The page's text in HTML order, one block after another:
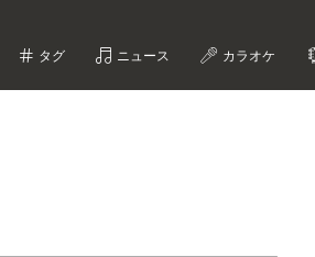
タグ ニュース カラオケ